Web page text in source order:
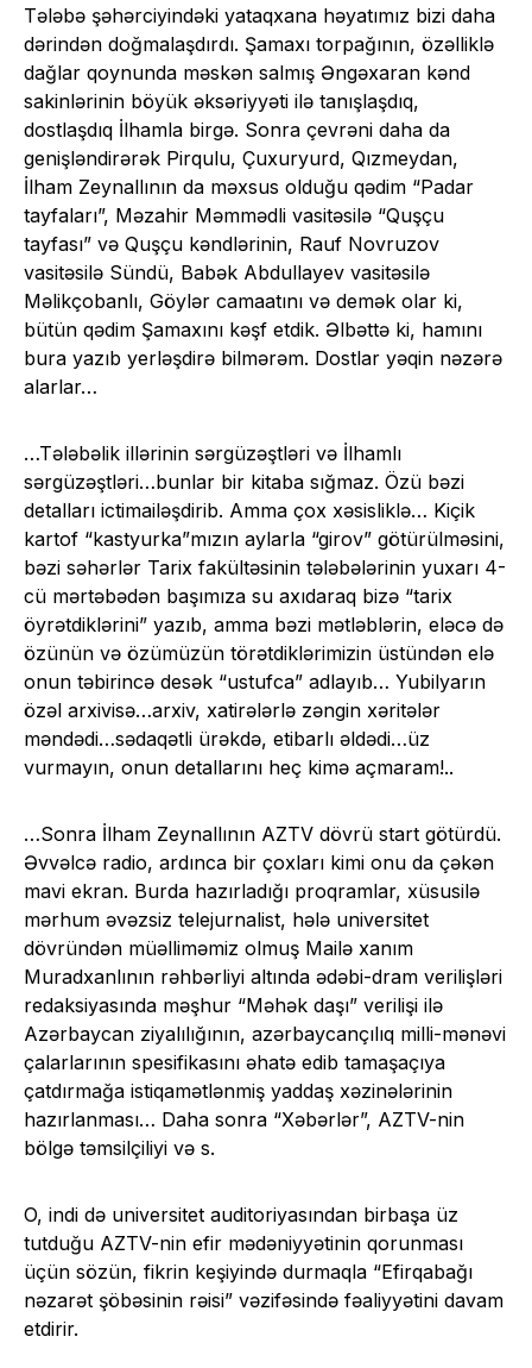
Tələbə şəhərciyindəki yataqxana həyatımız bizi daha
dərindən doğmalaşdırdı. Şamaxı torpağının, özəlliklə
dağlar qoynunda məskən salmış Əngəxaran kənd
sakinlərinin böyük əksəriyyəti ilə tanışlaşdıq,
dostlaşdıq İlhamla birgə. Sonra çevrəni daha da
genişləndirərək Pirqulu, Çuxuryurd, Qızmeydan,
İlham Zeynallının da məxsus olduğu qədim “Padar
tayfaları”, Məzahir Məmmədli vasitəsilə “Quşçu
tayfası” və Quşçu kəndlərinin, Rauf Novruzov
vasitəsilə Sündü, Babək Abdullayev vasitəsilə
Məlikçobanlı, Göylər camaatını və demək olar ki,
bütün qədim Şamaxını kəşf etdik. Əlbəttə ki, hamını
bura yazıb yerləşdirə bilmərəm. Dostlar yəqin nəzərə
alarlar…
…Tələbəlik illərinin sərgüzəştləri və İlhamlı
sərgüzəştləri…bunlar bir kitaba sığmaz. Özü bəzi
detalları ictimailəşdirib. Amma çox xəsisliklə… Kiçik
kartof “kastyurka”mızın aylarla “girov” götürülməsini,
bəzi səhərlər Tarix fakültəsinin tələbələrinin yuxarı 4-
cü mərtəbədən başımıza su axıdaraq bizə “tarix
öyrətdiklərini” yazıb, amma bəzi mətləblərin, eləcə də
özünün və özümüzün törətdiklərimizin üstündən elə
onun təbirincə desək “ustufca” adlayıb… Yubilyarın
özəl arxivisə…arxiv, xatirələrlə zəngin xəritələr
məndədi…sədaqətli ürəkdə, etibarlı əldədi…üz
vurmayın, onun detallarını heç kimə açmaram!..
…Sonra İlham Zeynallının AZTV dövrü start götürdü.
Əvvəlcə radio, ardınca bir çoxları kimi onu da çəkən
mavi ekran. Burda hazırladığı proqramlar, xüsusilə
mərhum əvəzsiz telejurnalist, hələ universitet
dövründən müəlliməmiz olmuş Mailə xanım
Muradxanlının rəhbərliyi altında ədəbi-dram verilişləri
redaksiyasında məşhur “Məhək daşı” verilişi ilə
Azərbaycan ziyalılığının, azərbaycançılıq milli-mənəvi
çalarlarının spesifikasını əhatə edib tamaşaçıya
çatdırmağa istiqamətlənmiş yaddaş xəzinələrinin
hazırlanması… Daha sonra “Xəbərlər”, AZTV-nin
bölgə təmsilçiliyi və s.
O, indi də universitet auditoriyasından birbaşa üz
tutduğu AZTV-nin efir mədəniyyətinin qorunması
üçün sözün, fikrin keşiyində durmaqla “Efirqabağı
nəzarət şöbəsinin rəisi” vəzifəsində fəaliyyətini davam
etdirir.